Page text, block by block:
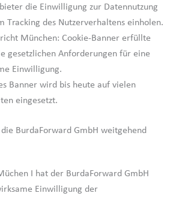
die Einwilligung zur Datennutzung
Tracking des Nutzerverhaltens einholen.
München: Cookie-Banner erfüllte
gesetzlichen Anforderungen für eine
Einwilligung.
Banner wird bis heute auf vielen
eingesetzt.
BurdaForward GmbH weitgehend
I hat der BurdaForward GmbH
Einwilligung der